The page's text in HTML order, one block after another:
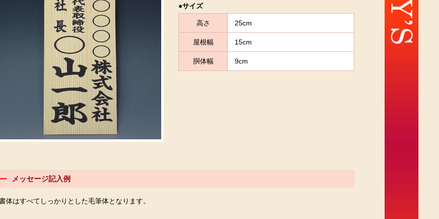
●サイズ
高さ 25cm
屋根幅 15cm
胴体幅 9cm
メッセージ記入例
体はすべてしっかりとした毛筆体となります。